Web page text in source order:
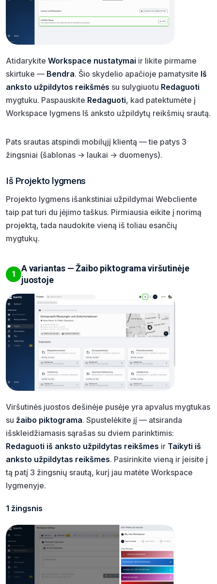
Atidarykite Workspace nustatymai ir likite pirmame
skirtuke — Bendra. Šio skydelio apačioje pamatysite Iš
anksto užpildytos reikšmės su sulygiuotu Redaguoti
mygtuku. Paspauskite Redaguoti, kad patektumėte į
Workspace lygmens Iš anksto užpildytų reikšmių srautą.
Pats srautas atspindi mobilųjį klientą — tie patys 3
žingsniai (šablonas → laukai → duomenys).
Iš Projekto lygmens
Projekto lygmens išankstiniai užpildymai Webcliente
taip pat turi du įėjimo taškus. Pirmiausia eikite į norimą
projektą, tada naudokite vieną iš toliau esančių
mygtukų.
1
A variantas — Žaibo piktograma viršutinėje
juostoje
Viršutinės juostos dešinėje pusėje yra apvalus mygtukas
su žaibo piktograma. Spustelėkite jį — atsiranda
išskleidžiamasis sąrašas su dviem parinktimis:
Redaguoti iš anksto užpildytas reikšmes ir Taikyti iš
anksto užpildytas reikšmes. Pasirinkite vieną ir įeisite į
tą patį 3 žingsnių srautą, kurį jau matėte Workspace
lygmenyje.
1 žingsnis